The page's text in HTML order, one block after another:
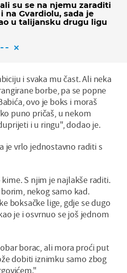
su se na njemu zaraditi
i na Gvardiolu, sada je
u talijansku drugu ligu
i svaka mu čast. Ali neka
borbe, pa se popne
ovo je boks i moraš
puno pričaš, u nekom
i u ringu", dodao je.
je vrlo jednostavno raditi s
S njim je najlakše raditi.
nekog samo kad.
boksačke lige, gdje se dugo
je i osvrnuo se još jednom
borac, ali mora proći put
dobiti iznimku samo zbog